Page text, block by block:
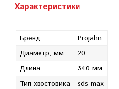
Характеристики
Бренд
Projahn
Диаметр, мм
20
Длина
340 мм
Тип хвостовика
sds-max